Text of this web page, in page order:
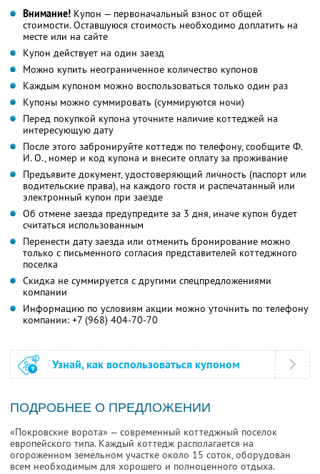
Внимание! Купон — первоначальный взнос от общей
стоимости. Оставшуюся стоимость необходимо доплатить на
месте или на сайте
Купон действует на один заезд
Можно купить неограниченное количество купонов
Каждым купоном можно воспользоваться только один раз
Купоны можно суммировать (суммируются ночи)
Перед покупкой купона уточните наличие коттеджей на
интересующую дату
После этого забронируйте коттедж по телефону, сообщите Ф.
И. О., номер и код купона и внесите оплату за проживание
Предъявите документ, удостоверяющий личность (паспорт или
водительские права), на каждого гостя и распечатанный или
электронный купон при заезде
Об отмене заезда предупредите за 3 дня, иначе купон будет
считаться использованным
Перенести дату заезда или отменить бронирование можно
только с письменного согласия представителей коттеджного
поселка
Скидка не суммируется с другими спецпредложениями
компании
Информацию по условиям акции можно уточнить по телефону
компании: +7 (968) 404-70-70
Узнай, как воспользоваться купоном
ПОДРОБНЕЕ О ПРЕДЛОЖЕНИИ
«Покровские ворота» — современный коттеджный поселок
европейского типа. Каждый коттедж располагается на
огороженном земельном участке около 15 соток, оборудован
всем необходимым для хорошего и полноценного отдыха.